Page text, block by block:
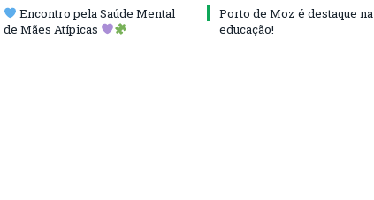
Encontro pela Saúde Mental
de Mães Atípicas
Porto de Moz é destaque na
educação!